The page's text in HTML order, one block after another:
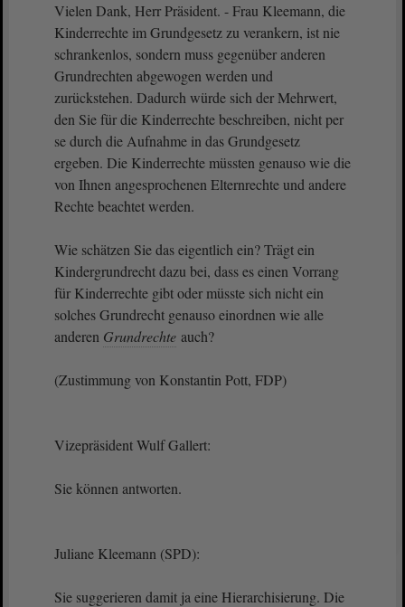
Vielen Dank, Herr Präsident. - Frau Kleemann, die
Kinderrechte im Grundgesetz zu verankern, ist nie
schrankenlos, sondern muss gegenüber anderen
Grundrechten abgewogen werden und
zurückstehen. Dadurch würde sich der Mehrwert,
den Sie für die Kinderrechte beschreiben, nicht per
se durch die Aufnahme in das Grundgesetz
ergeben. Die Kinderrechte müssten genauso wie die
von Ihnen angesprochenen Elternrechte und andere
Rechte beachtet werden.
Wie schätzen Sie das eigentlich ein? Trägt ein
Kindergrundrecht dazu bei, dass es einen Vorrang
für Kinderrechte gibt oder müsste sich nicht ein
solches Grundrecht genauso einordnen wie alle
anderen Grundrechte auch?
(Zustimmung von Konstantin Pott, FDP)
Vizepräsident Wulf Gallert:
Sie können antworten.
Juliane Kleemann (SPD):
Sie suggerieren damit ja eine Hierarchisierung. Die